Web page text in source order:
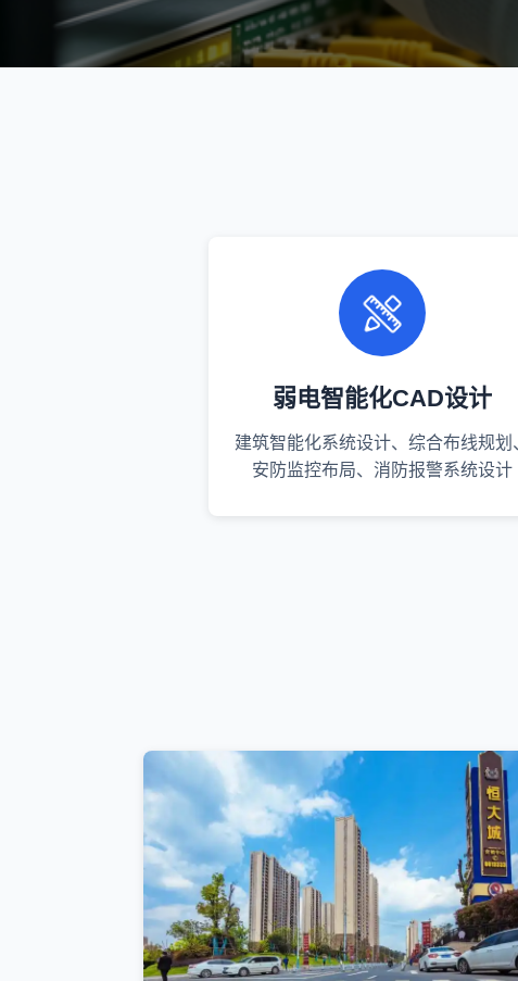
弱电智能化CAD设计
建筑智能化系统设计、综合布线规划
安防监控布局、消防报警系统设计